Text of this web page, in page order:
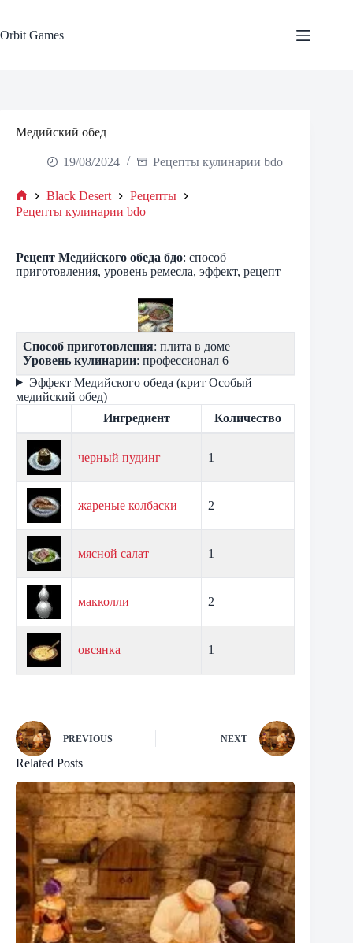
content
Orbit Games
Медийский обед
19/08/2024 Рецепты кулинарии bdo
Home
Black Desert
Рецепты
Рецепты кулинарии bdo
Рецепт Медийского обеда бдо: способ
приготовления, уровень ремесла, эффект, рецепт
Способ приготовления: плита в доме
Уровень кулинарии: профессионал 6
Эффект Медийского обеда (крит Особый
медийский обед)
Ингредиент
Количество
черный пудинг 1
жареные колбаски 2
мясной салат 1
макколли 2
овсянка 1
PREVIOUS NEXT
Related Posts